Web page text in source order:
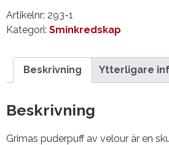
Artikelnr: 293-1
Kategori: Sminkredskap
Beskrivning Ytterligare
Beskrivning
Grimas puderpuff av velour är en